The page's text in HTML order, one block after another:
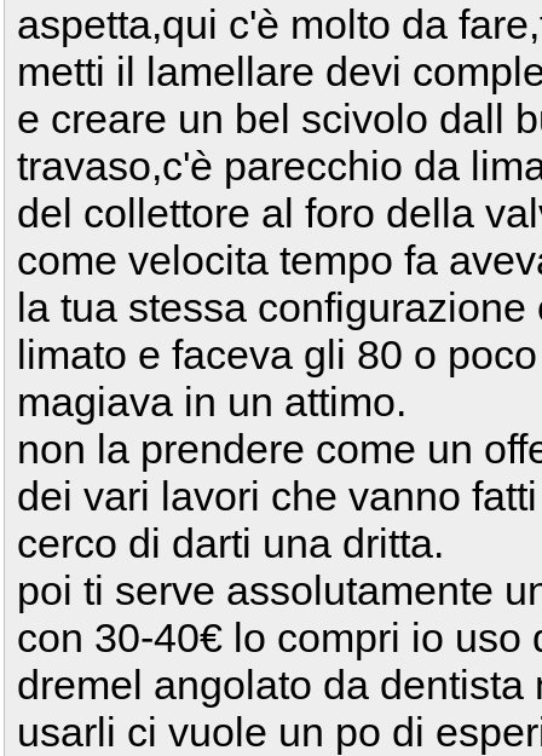
aspetta,qui c'è molto da
metti il lamellare devi
e creare un bel scivolo dall
travaso,c'è parecchio da
del collettore al foro della
come velocita tempo fa
la tua stessa
limato e faceva gli 80 o
magiava in un attimo.
non la prendere come un
dei vari lavori che vanno
cerco di darti una dritta.
poi ti serve assolutamente
con 30-40€ lo compri io uso
dremel angolato da
usarli ci vuole un po di